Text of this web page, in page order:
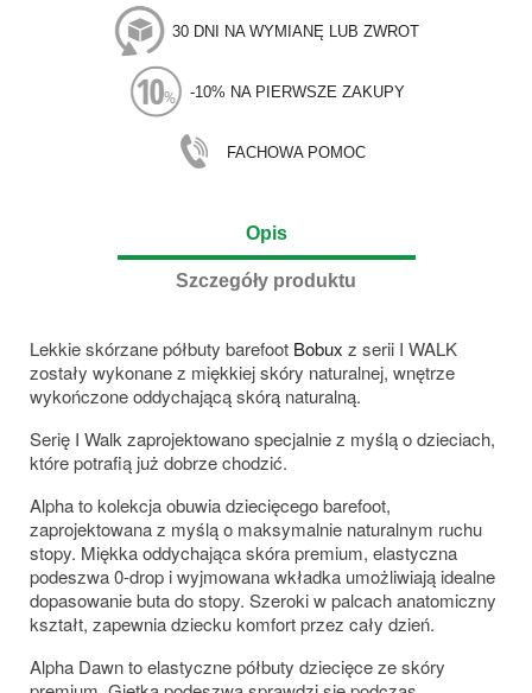
30 DNI NA WYMIANĘ LUB ZWROT
-10% NA PIERWSZE ZAKUPY
FACHOWA POMOC
Opis
Szczegóły produktu
Lekkie skórzane półbuty barefoot Bobux z serii I WALK
zostały wykonane z miękkiej skóry naturalnej, wnętrze
wykończone oddychającą skórą naturalną.
Serię I Walk zaprojektowano specjalnie z myślą o dzieciach,
które potrafią już dobrze chodzić.
Alpha to kolekcja obuwia dziecięcego barefoot,
zaprojektowana z myślą o maksymalnie naturalnym ruchu
stopy. Miękka oddychająca skóra premium, elastyczna
podeszwa 0-drop i wyjmowana wkładka umożliwiają idealne
dopasowanie buta do stopy. Szeroki w palcach anatomiczny
kształt, zapewnia dziecku komfort przez cały dzień.
Alpha Dawn to elastyczne półbuty dziecięce ze skóry